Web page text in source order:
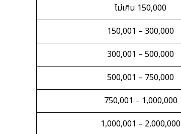
ไม่เกิน 150,000
150,001 – 300,000
300,001 – 500,000
500,001 – 750,000
750,001 – 1,000,000
1,000,001 – 2,000,000